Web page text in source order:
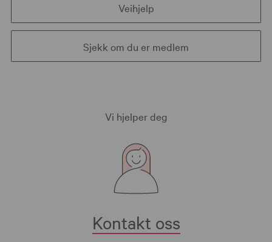
Veihjelp
Sjekk om du er medlem
Vi hjelper deg
Kontakt oss